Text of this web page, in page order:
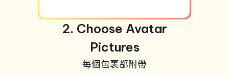
2. Choose Avatar
Pictures
每個包裹都附帶